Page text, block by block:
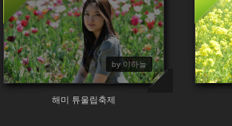
by 이하늘
해미 튜울립축제